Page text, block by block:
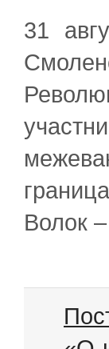
31
Волок